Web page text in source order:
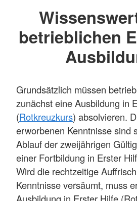
betrieblichen
Grundsätzlich müssen
zunächst eine Ausbildung in
(Rotkreuzkurs) absolvieren.
erworbenen Kenntnisse sind
Ablauf der zweijährigen
einer Fortbildung in Erster
Wird die rechtzeitige
Kenntnisse versäumt, muss
Ausbildung in Erster Hilfe